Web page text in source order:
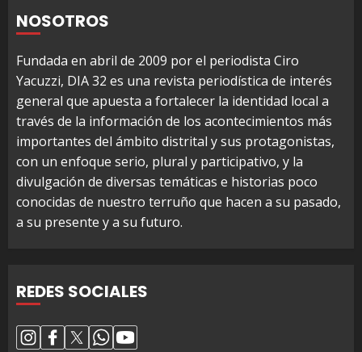
NOSOTROS
Fundada en abril de 2009 por el periodista Ciro
Yacuzzi, DIA 32 es una revista periodística de interés
general que apuesta a fortalecer la identidad local a
través de la información de los acontecimientos más
importantes del ámbito distrital y sus protagonistas,
con un enfoque serio, plural y participativo, y la
divulgación de diversas temáticas e historias poco
conocidas de nuestro terruño que hacen a su pasado,
a su presente y a su futuro.
REDES SOCIALES